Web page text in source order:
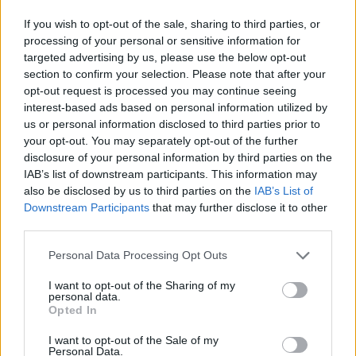
If you wish to opt-out of the sale, sharing to third parties, or
processing of your personal or sensitive information for
targeted advertising by us, please use the below opt-out
section to confirm your selection. Please note that after your
opt-out request is processed you may continue seeing
interest-based ads based on personal information utilized by
us or personal information disclosed to third parties prior to
your opt-out. You may separately opt-out of the further
disclosure of your personal information by third parties on the
IAB’s list of downstream participants. This information may
also be disclosed by us to third parties on the IAB’s List of
Downstream Participants that may further disclose it to other
Personal Data Processing Opt Outs
I want to opt-out of the Sharing of my
personal data.
Opted In
I want to opt-out of the Sale of my
Personal Data.
και μικρά παιδιά
21:15
Μουσική λαϊκή βραδιά στο Πάρκο Κνωσού την
Παρασκευή 7 Αυγούστου
ΠΕΡΙΣΣΟΤΕΡΑ
ΣΧΕΤΙΚA AΡΘΡΑ
Τραγωδία στην Εύβοια: Νεκρός 37χρονος μετά από
αγριογούρουνο